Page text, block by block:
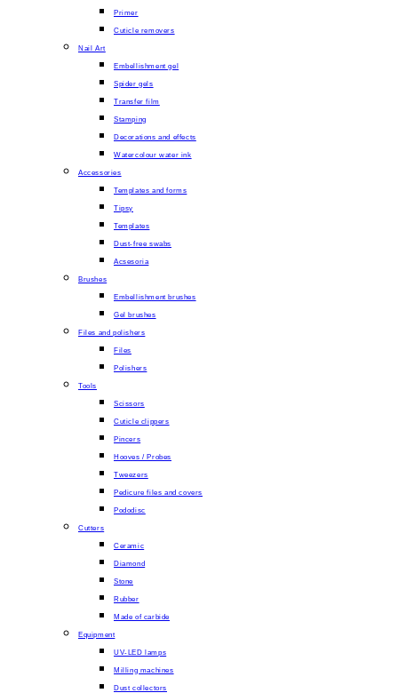
Primer
Cuticle removers
Nail Art
Embellishment gel
Spider gels
Transfer film
Stamping
Decorations and effects
Watercolour water ink
Accessories
Templates and forms
Tipsy
Templates
Dust-free swabs
Acsesoria
Brushes
Embellishment brushes
Gel brushes
Files and polishers
Files
Polishers
Tools
Scissors
Cuticle clippers
Pincers
Hooves / Probes
Tweezers
Pedicure files and covers
Pododisc
Cutters
Ceramic
Diamond
Stone
Rubber
Made of carbide
Equipment
UV-LED lamps
Milling machines
Dust collectors